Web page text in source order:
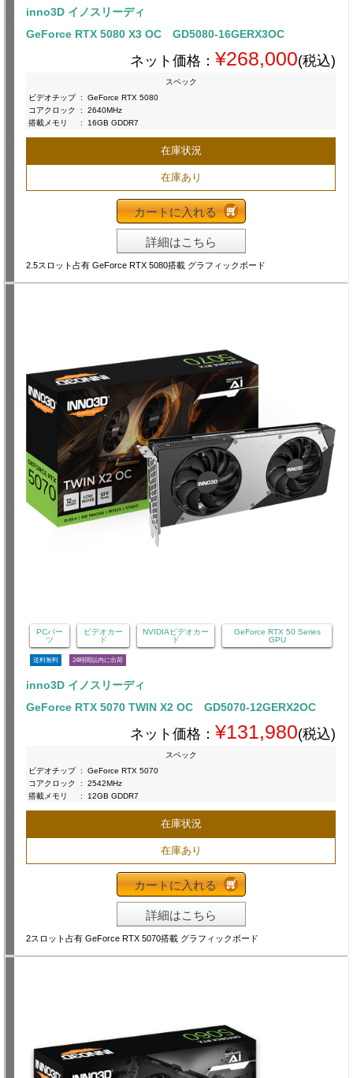
inno3D イノスリーディ
GeForce RTX 5080 X3 OC GD5080-16GERX3OC
ネット価格： ¥268,000(税込)
スペック
ビデオチップ :
GeForce RTX 5080
コアクロック
:
2640MHz
搭載メモリ
: 16GB GDDR7
在庫状況
在庫あり
カートに入れる
詳細はこちら
2.5スロット占有 GeForce RTX 5080搭載 グラフィックボード
PCパー
ツ
ビデオカー
ド
NVIDIAビデオカー
ド
GeForce RTX 50 Series
GPU
送料無料 24時間以内に出荷
inno3D イノスリーディ
GeForce RTX 5070 TWIN X2 OC GD5070-12GERX2OC
ネット価格： ¥131,980(税込)
スペック
ビデオチップ :
GeForce RTX 5070
コアクロック
:
2542MHz
搭載メモリ
: 12GB GDDR7
在庫状況
在庫あり
カートに入れる
詳細はこちら
2スロット占有 GeForce RTX 5070搭載 グラフィックボード